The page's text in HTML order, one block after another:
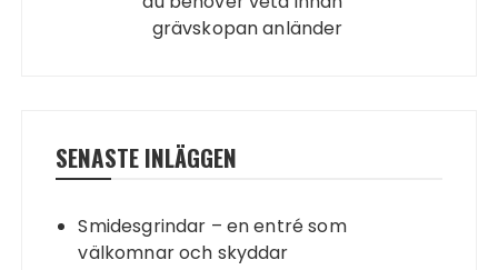
grävskopan anländer
SENASTE INLÄGGEN
Smidesgrindar – en entré som
välkomnar och skyddar